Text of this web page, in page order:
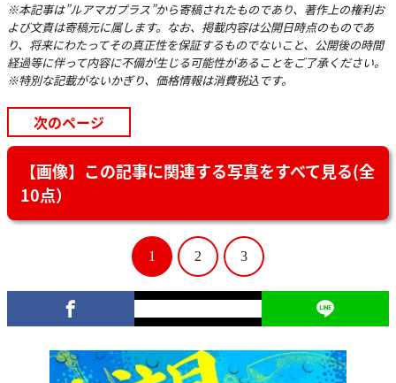
※本記事は”ルアマガプラス”から寄稿されたものであり、著作上の権利お
よび文責は寄稿元に属します。なお、掲載内容は公開日時点のものであ
り、将来にわたってその真正性を保証するものでないこと、公開後の時間
経過等に伴って内容に不備が生じる可能性があることをご了承ください。
※特別な記載がないかぎり、価格情報は消費税込です。
次のページ
【画像】この記事に関連する写真をすべて見る(全
10点）
1 2 3